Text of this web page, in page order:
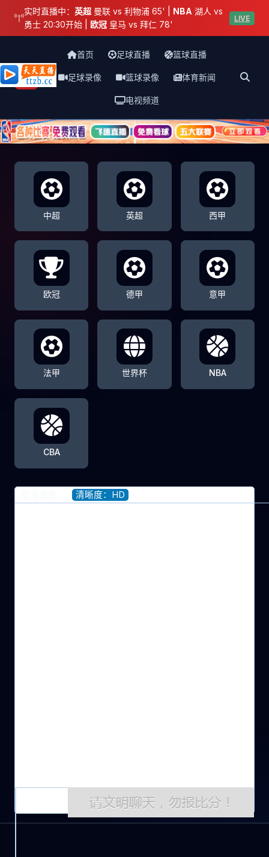
实时直播中： 英超 曼联 vs 利物浦 65' | NBA 湖人 vs
勇士 20:30开始 | 欧冠 皇马 vs 拜仁 78'
LIVE
天天直播网
首页 足球直播 篮球直播
足球录像 篮球录像 体育新闻
电视频道
中超 英超 西甲
欧冠 德甲 意甲
法甲 世界杯 NBA
CBA
清晰度：HD